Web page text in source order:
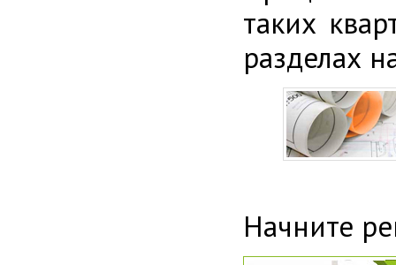
таких
разделах
Начните